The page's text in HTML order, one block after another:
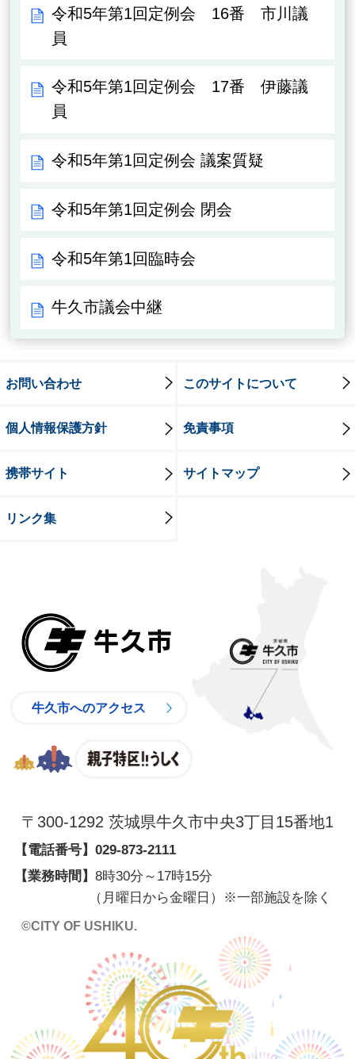
令和5年第1回定例会 16番 市川議
員
令和5年第1回定例会 17番 伊藤議
員
令和5年第1回定例会 議案質疑
令和5年第1回定例会 閉会
令和5年第1回臨時会
牛久市議会中継
お問い合わせ このサイトについて
個人情報保護方針 免責事項
携帯サイト サイトマップ
リンク集
牛久市へのアクセス
〒300-1292 茨城県牛久市中央3丁目15番地1
【電話番号】 029-873-2111
【業務時間】 8時30分～17時15分
（月曜日から金曜日）※一部施設を除く
©CITY OF USHIKU.